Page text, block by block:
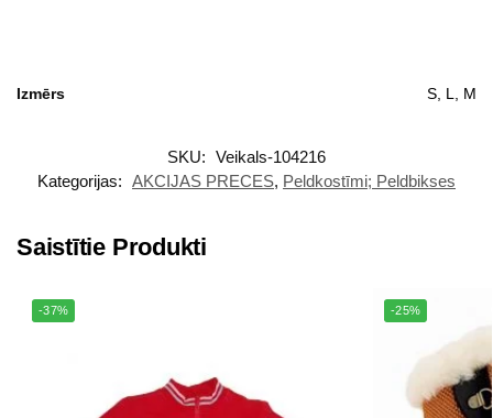
Izmērs S, L, M
SKU: Veikals-104216
Kategorijas: AKCIJAS PRECES, Peldkostīmi; Peldbikses
Saistītie Produkti
-37% -25%